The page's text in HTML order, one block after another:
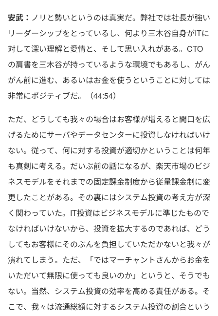
安武： ノリと勢いというのは真実だ。弊社では社長が強い
リーダーシップをとっているし、何より三木谷自身がITに
対して深い理解と愛情と、そして思い入れがある。CTO
の肩書を三木谷が持っているような環境でもあるし、がん
がん前に進む、あるいはお金を使うということに対しては
非常にポジティブだ。（44:54）
ただ、どうしても我々の場合はお客様が増えると間口を広
げるためにサーバやデータセンターに投資しなければいけ
ない。従って、何に対する投資が適切かということは何年
も真剣に考える。だいぶ前の話になるが、楽天市場のビジ
ネスモデルをそれまでの固定課金制度から従量課金制に変
更したことがある。その裏にはシステム投資の考え方が深
く関わっていた。IT投資はビジネスモデルに準じたもので
なければいけないから、投資を拡大するのであれば、どう
してもお客様にそのぶんを負担していただかないと我々が
潰れてしまう。ただ、「ではマーチャントさんからお金を
いただいて無限に使っても良いのか」というと、そうでも
ない。当然、システム投資の効率を高める責任がある。そ
こで、我々は流通総額に対するシステム投資の割合という